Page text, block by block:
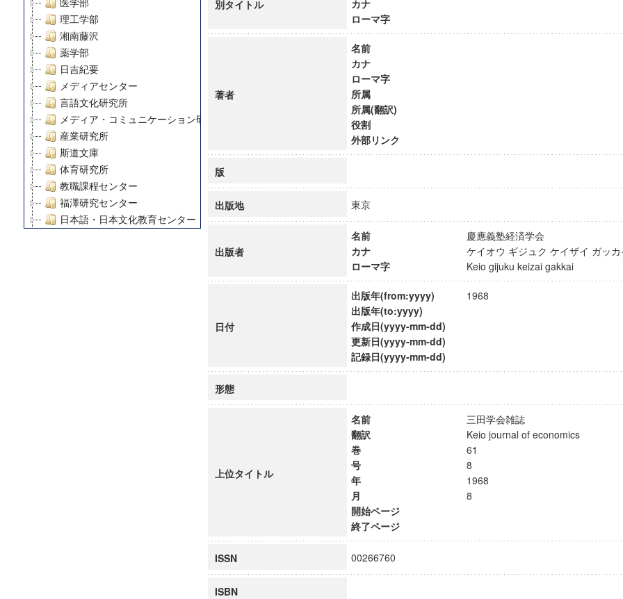
医学部
理工学部
湘南藤沢
薬学部
日吉紀要
メディアセンター
言語文化研究所
メディア・コミュニケーション研究所
産業研究所
斯道文庫
体育研究所
教職課程センター
福澤研究センター
日本語・日本文化教育センター
慶應義塾大学グローバルCOEプログラム市民社会ガバナンス教育研究センター
慶應義塾大学グローバルCOEプログラム論理と感性の先端的教育研究拠点
博士課程教育リーディングプログラム「超成熟社会発展のサイエンス」
別タイトル
カナ
ローマ字
著者
名前
カナ
ローマ字
所属
所属(翻訳)
役割
外部リンク
版
出版地 東京
出版者
名前
慶應義塾経済学会
カナ
ケイオウ ギジュク ケイザイ ガ
ローマ字
Keio gijuku keizai gakkai
日付
出版年(from:yyyy)
1968
出版年(to:yyyy)
作成日(yyyy-mm-dd)
更新日(yyyy-mm-dd)
記録日(yyyy-mm-dd)
形態
上位タイトル
名前
三田学会雑誌
翻訳
Keio journal of economics
巻
61
号
8
年
1968
月
8
開始ページ
終了ページ
ISSN 00266760
ISBN